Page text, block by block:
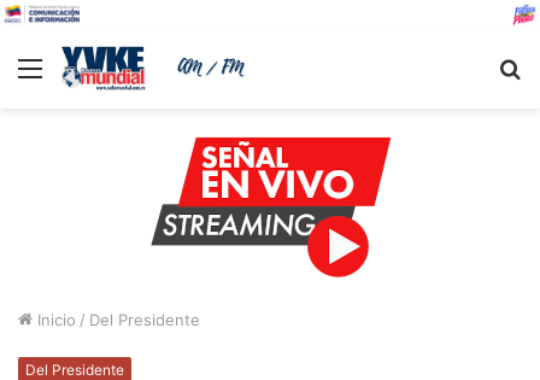
Menu
Inicio / Del Presidente
Del Presidente